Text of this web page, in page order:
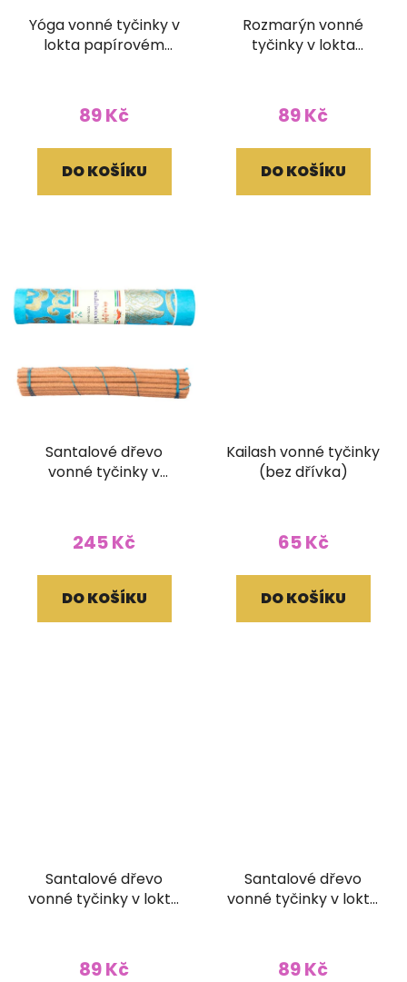
Yóga vonné tyčinky v
lokta papírovém
89 Kč
DO KOŠÍKU
Rozmarýn vonné
tyčinky v lokta
89 Kč
DO KOŠÍKU
Santalové dřevo
vonné tyčinky v
245 Kč
DO KOŠÍKU
Kailash vonné tyčinky
(bez dřívka)
65 Kč
DO KOŠÍKU
Santalové dřevo
vonné tyčinky v lokta
89 Kč
Santalové dřevo
vonné tyčinky v lokta
89 Kč